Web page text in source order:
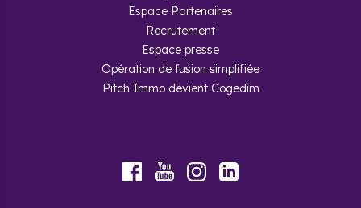
Espace Partenaires
Recrutement
Espace presse
Opération de fusion simplifiée
Pitch Immo devient Cogedim
FacebookYoutubeInstagram